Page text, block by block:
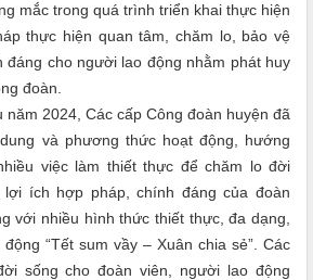
mắc trong quá trình triển khai thực hiện
thực hiện quan tâm, chăm lo, bảo vệ
đáng cho người lao động nhằm phát huy
đoàn.
2024, Các cấp Công đoàn huyện đã
và phương thức hoạt động, hướng
việc làm thiết thực để chăm lo đời
lợi ích hợp pháp, chính đáng của đoàn
với nhiều hình thức thiết thực, đa dạng,
“Tết sum vầy – Xuân chia sẻ”. Các
sống cho đoàn viên, người lao động